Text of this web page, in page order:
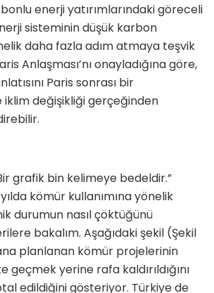
enerji yatırımlarındaki göreceli
sisteminin düşük karbon
daha fazla adım atmaya teşvik
Anlaşması’nı onayladığına göre,
Paris sonrası bir
değişikliği gerçeğinden
grafik bin kelimeye bedeldir.”
kömür kullanımına yönelik
durumun nasıl çöktüğünü
bakalım. Aşağıdaki şekil (Şekil
planlanan kömür projelerinin
geçmek yerine rafa kaldırıldığını
edildiğini gösteriyor. Türkiye de